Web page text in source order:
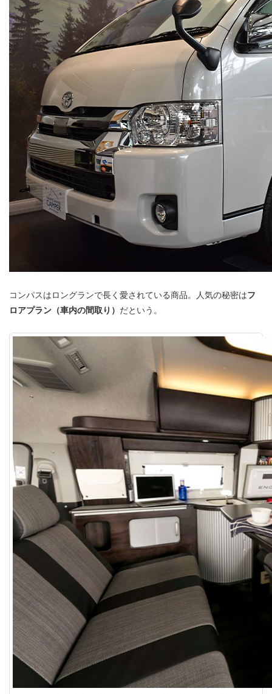
コンパスはロングランで長く愛されている商品。人気の秘密はフ
ロアプラン（車内の間取り） だという。